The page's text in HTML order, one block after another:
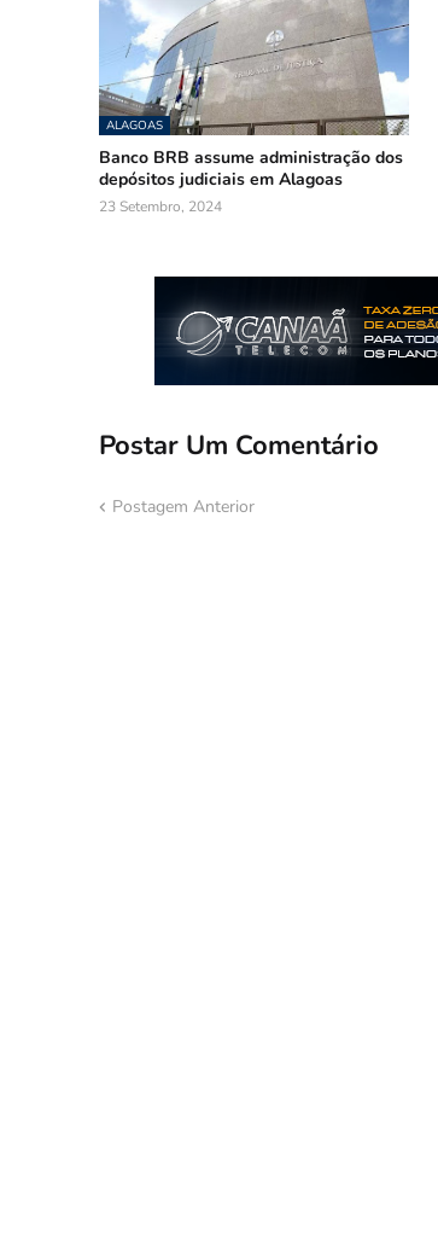
ALAGOAS
Banco BRB assume administração dos
depósitos judiciais em Alagoas
23 Setembro, 2024
Postar Um Comentário
Postagem Anterior